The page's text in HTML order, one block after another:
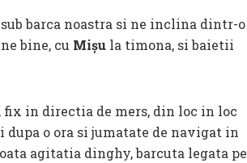
barca noastra si ne inclina dintr-o
bine, cu Mișula timona, si baietii
in directia de mers, din loc in loc
dupa o ora si jumatate de navigat in
agitatia dinghy, barcuta legata pe